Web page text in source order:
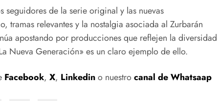
seguidores de la serie original y las nuevas
tramas relevantes y la nostalgia asociada al Zurbarán
apostando por producciones que reflejen la diversidad
Nueva Generación» es un claro ejemplo de ello.
Facebook, X, Linkedino nuestrocanal de Whatsaap